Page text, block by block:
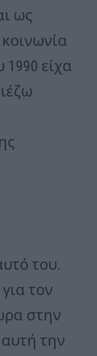
ως
είχα
του.
τον
στην
την